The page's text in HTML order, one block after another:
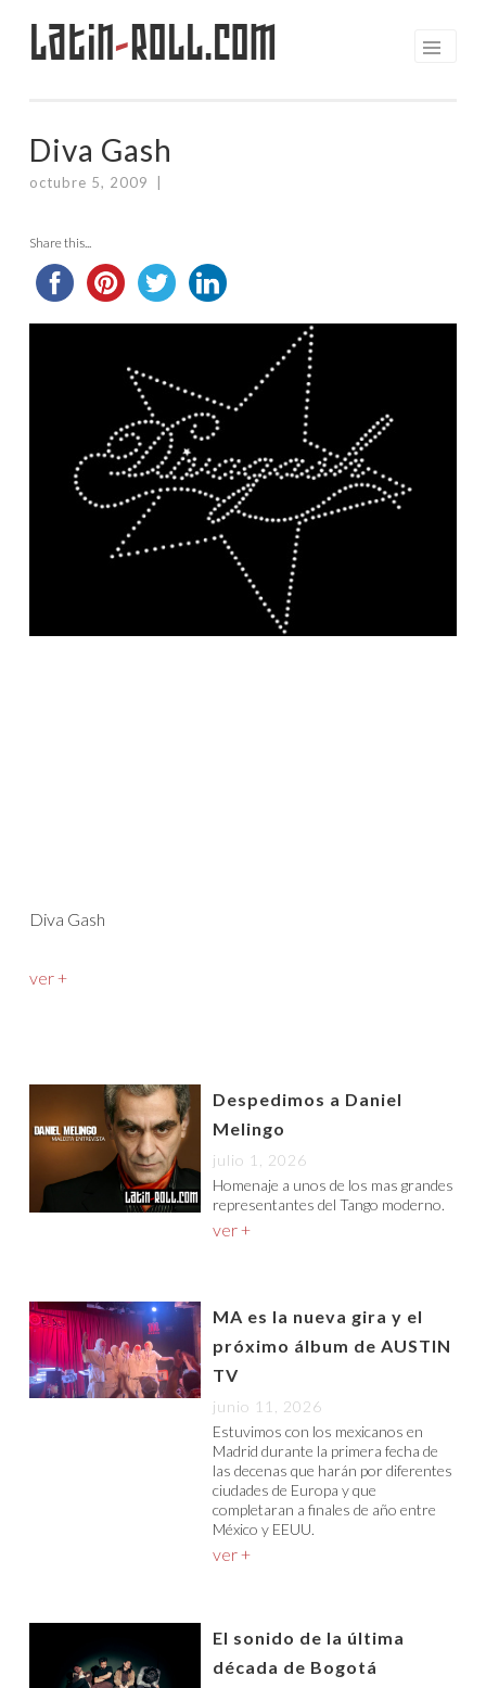
Saltar
Latin-Roll.com
Diva Gash
octubre 5, 2009
Share this...
Diva Gash
ver +
Despedimos a Daniel
Melingo
julio 1, 2026
Homenaje a unos de los mas grandes
representantes del Tango moderno.
ver +
MA es la nueva gira y el
próximo álbum de AUSTIN
TV
junio 11, 2026
Estuvimos con los mexicanos en
Madrid durante la primera fecha de
las decenas que harán por diferentes
ciudades de Europa y que
completaran a finales de año entre
México y EEUU.
ver +
El sonido de la última
década de Bogotá